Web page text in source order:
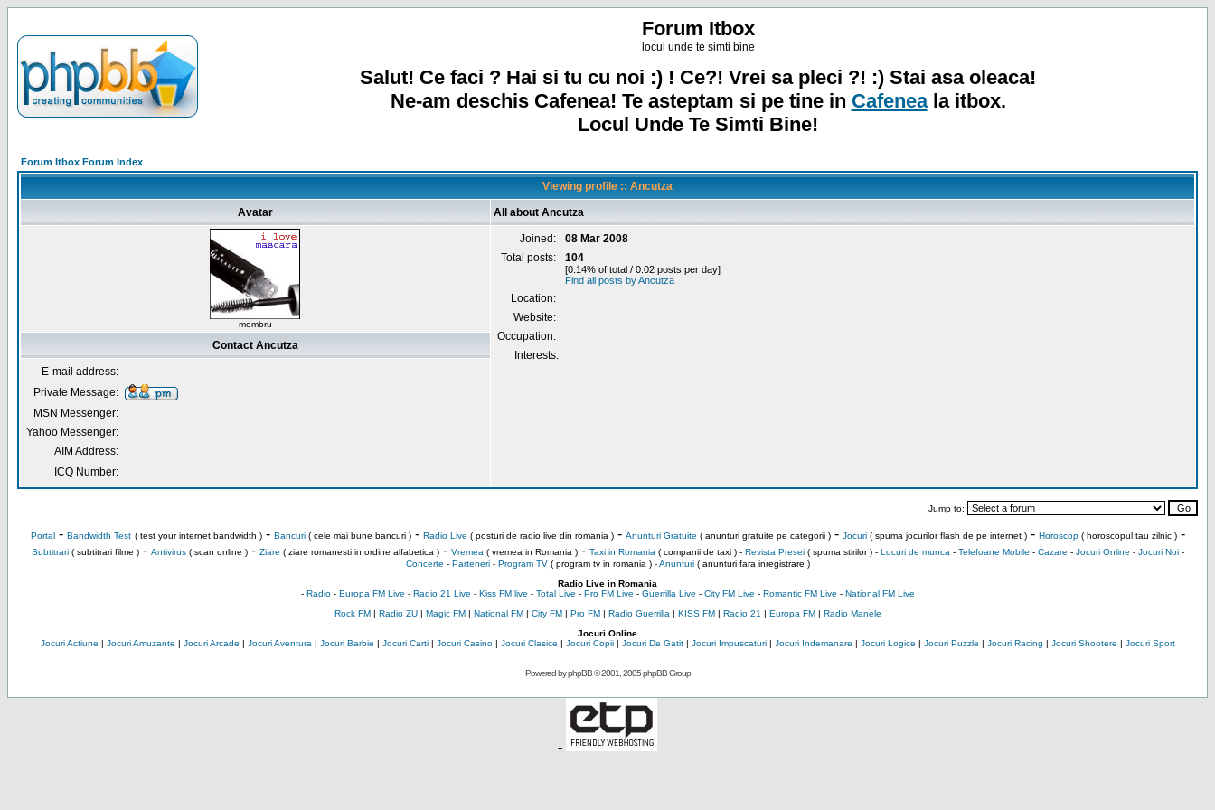
Forum Itbox
locul unde te simti bine
Salut! Ce faci ? Hai si tu cu noi :) ! Ce?! Vrei sa pleci ?! :) Stai asa oleaca!
Ne-am deschis Cafenea! Te asteptam si pe tine in Cafeneala itbox.
Locul Unde Te Simti Bine!
Forum Itbox Forum Index
Viewing profile :: Ancutza
Avatar All about Ancutza
membru
Joined:
08 Mar 2008
Total posts:
104
[0.14% of total / 0.02 posts per day]
Find all posts by Ancutza
Location:
Website:
Occupation:
Interests:
Contact Ancutza
E-mail address:
Private Message:
MSN Messenger:
Yahoo Messenger:
AIM Address:
ICQ Number:
Jump to:
Portal- Bandwidth Test ( test your internet bandwidth )- Bancuri( cele mai bune bancuri )- Radio Live ( posturi de radio live din romania )- Anunturi Gratuite ( anunturi gratuite pe categorii )- Jocuri( spuma jocurilor flash de pe internet )- Horoscop( horoscopul tau zilnic )-
Subtitrari( subtitrari filme )- Antivirus( scan online )- Ziare ( ziare romanesti in ordine alfabetica )- Vremea ( vremea in Romania )- Taxi in Romania ( companii de taxi ) - Revista Presei( spuma stirilor ) - Locuri de munca - Telefoane Mobile - Cazare - Jocuri Online - Jocuri Noi-
Concerte - Parteneri- Program TV( program tv in romania )-Anunturi( anunturi fara inregistrare )
Radio Live in Romania
- Radio- Europa FM Live - Radio 21 Live - Kiss FM live - Total Live - Pro FM Live - Guerrilla Live - City FM Live - Romantic FM Live - National FM Live
Rock FM| Radio ZU| Magic FM| National FM| City FM| Pro FM| Radio Guerrilla | KISS FM| Radio 21 | Europa FM| Radio Manele
Jocuri Online
Jocuri Actiune | Jocuri Amuzante | Jocuri Arcade | Jocuri Aventura | Jocuri Barbie | Jocuri Carti| Jocuri Casino| Jocuri Clasice | Jocuri Copii| Jocuri De Gatit| Jocuri Impuscaturi| Jocuri Indemanare | Jocuri Logice | Jocuri Puzzle | Jocuri Racing | Jocuri Shootere | Jocuri Sport
Powered byphpBB© 2001, 2005 phpBB Group
-